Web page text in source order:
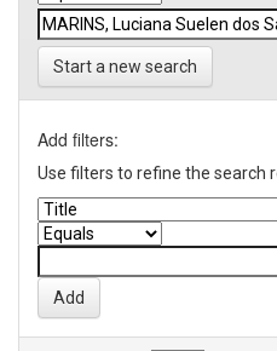
Start a new search
Add filters:
Use filters to refine the search